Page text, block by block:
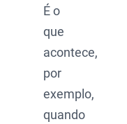
É o
que
acontece,
por
exemplo,
quando